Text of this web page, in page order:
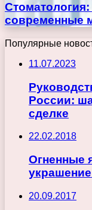
современные
Популярные
11.07.2023
России:
сделке
22.02.2018
Огненные
20.09.2017